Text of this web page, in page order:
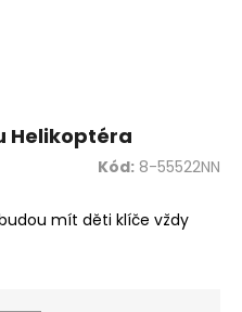
Helikoptéra
Kód: 8-55522NN
mít děti klíče vždy